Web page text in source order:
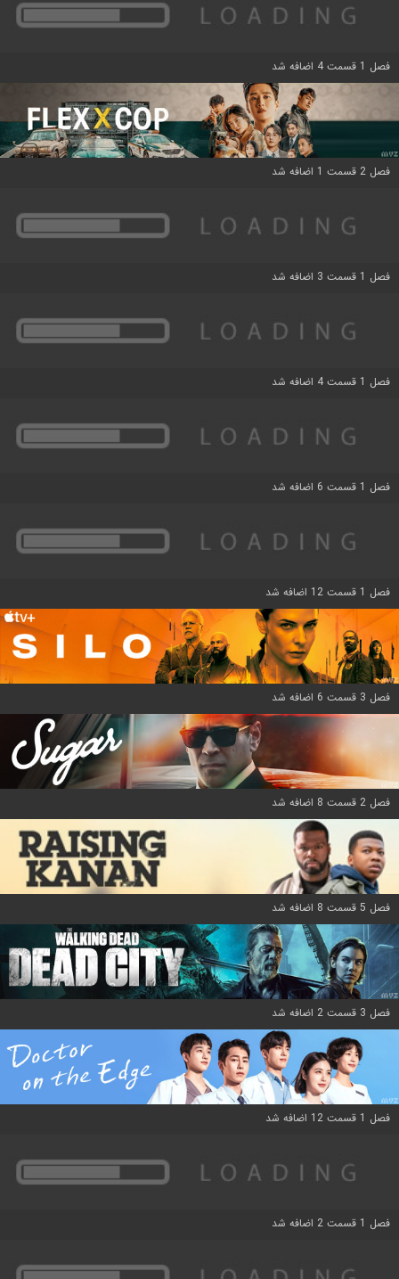
فصل 1 قسمت 4 اضافه شد
فصل 2 قسمت 1 اضافه شد
فصل 1 قسمت 3 اضافه شد
فصل 1 قسمت 4 اضافه شد
فصل 1 قسمت 6 اضافه شد
فصل 1 قسمت 12 اضافه شد
فصل 3 قسمت 6 اضافه شد
فصل 2 قسمت 8 اضافه شد
فصل 5 قسمت 8 اضافه شد
فصل 3 قسمت 2 اضافه شد
فصل 1 قسمت 12 اضافه شد
فصل 1 قسمت 2 اضافه شد